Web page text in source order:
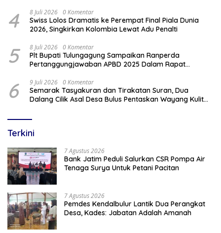
4 8 Juli 2026 0 Komentar
Swiss Lolos Dramatis ke Perempat Final Piala Dunia
2026, Singkirkan Kolombia Lewat Adu Penalti
5 8 Juli 2026 0 Komentar
Plt Bupati Tulungagung Sampaikan Ranperda
Pertanggungjawaban APBD 2025 Dalam Rapat
6 9 Juli 2026 0 Komentar
Semarak Tasyakuran dan Tirakatan Suran, Dua
Dalang Cilik Asal Desa Bulus Pentaskan Wayang Kulit
Terkini
7 Agustus 2026
Bank Jatim Peduli Salurkan CSR Pompa Air
Tenaga Surya Untuk Petani Pacitan
7 Agustus 2026
Pemdes Kendalbulur Lantik Dua Perangkat
Desa, Kades: Jabatan Adalah Amanah